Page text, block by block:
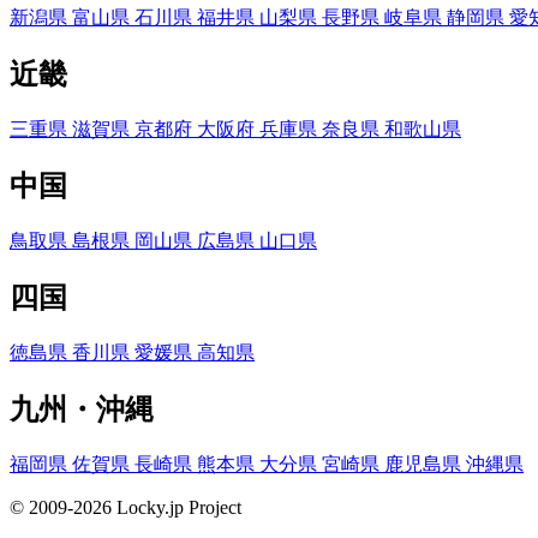
新潟県 富山県 石川県 福井県 山梨県 長野県 岐阜県 静岡県 愛
近畿
三重県 滋賀県 京都府 大阪府 兵庫県 奈良県 和歌山県
中国
鳥取県 島根県 岡山県 広島県 山口県
四国
徳島県 香川県 愛媛県 高知県
九州・沖縄
福岡県 佐賀県 長崎県 熊本県 大分県 宮崎県 鹿児島県 沖縄県
© 2009-2026 Locky.jp Project